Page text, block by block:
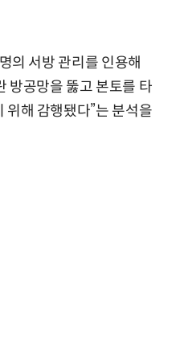
의 서방 관리를 인용해
방공망을 뚫고 본토를 타
위해 감행됐다”는 분석을